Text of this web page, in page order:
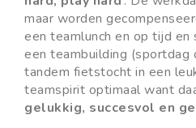
maar worden
een teamlunch en op tijd en
een teambuilding (sportdag
tandem fietstocht in een
teamspirit optimaal want
gelukkig, succesvol en